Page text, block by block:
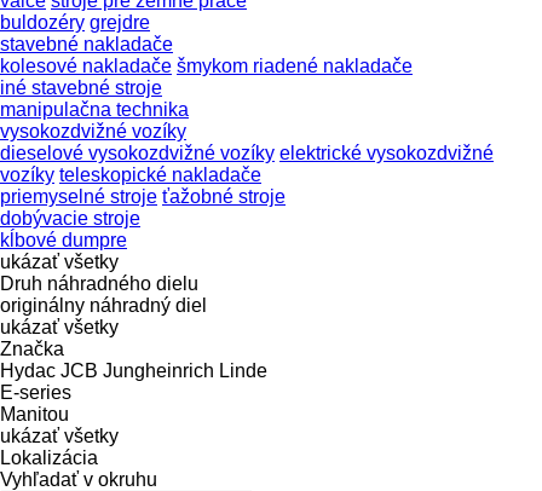
buldozéry grejdre
stavebné nakladače
kolesové nakladače šmykom riadené nakladače
iné stavebné stroje
manipulačna technika
vysokozdvižné vozíky
dieselové vysokozdvižné vozíky elektrické vysokozdvižné
vozíky teleskopické nakladače
priemyselné stroje ťažobné stroje
dobývacie stroje
kĺbové dumpre
ukázať všetky
Druh náhradného dielu
originálny náhradný diel
ukázať všetky
Značka
Hydac JCB Jungheinrich Linde
E-series
Manitou
ukázať všetky
Lokalizácia
Vyhľadať v okruhu